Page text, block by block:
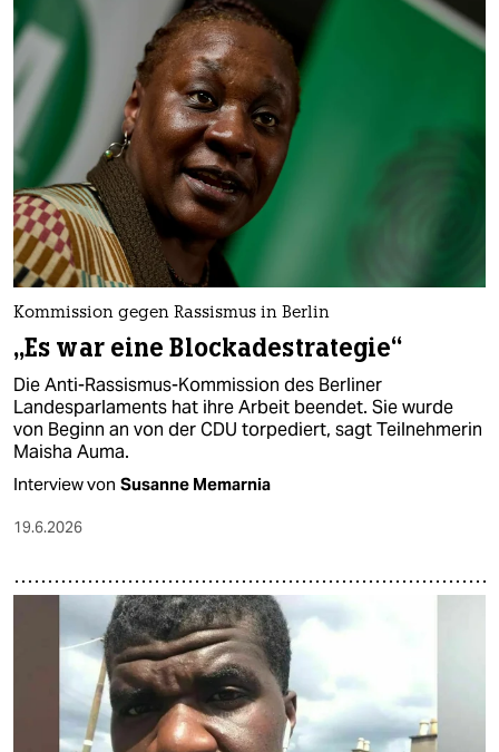
Kommission gegen Rassismus in Berlin
„Es war eine Blockadestrategie“
Die Anti-Rassismus-Kommission des Berliner
Landesparlaments hat ihre Arbeit beendet. Sie wurde
von Beginn an von der CDU torpediert, sagt Teilnehmerin
Maisha Auma.
Interview von Susanne Memarnia
19.6.2026